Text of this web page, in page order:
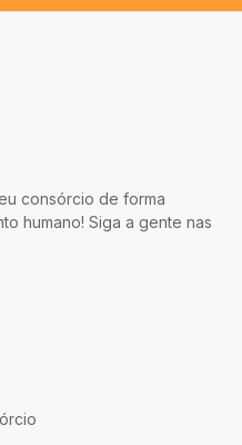
consórcio de forma
humano! Siga a gente nas